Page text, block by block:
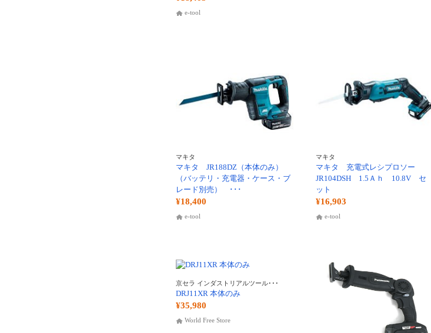
e-tool
マキタ
マキタ JR188DZ（本体のみ）
（バッテリ・充電器・ケース・ブ
レード別売） ･･･
¥18,400
e-tool
マキタ
マキタ 充電式レシプロソー
JR104DSH 1.5Ａｈ 10.8V セ
ット
¥16,903
e-tool
京セラ インダストリアルツール･･･
DRJ11XR 本体のみ
¥35,980
World Free Store